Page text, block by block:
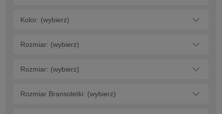
Kolor: (wybierz)
Rozmiar: (wybierz)
Rozmiar: (wybierz)
Rozmiar Bransoletki: (wybierz)